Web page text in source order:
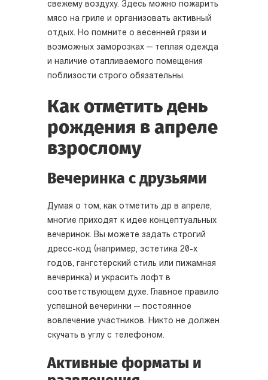
свежему воздуху. Здесь можно пожарить
мясо на гриле и организовать активный
отдых. Но помните о весенней грязи и
возможных заморозках — теплая одежда
и наличие отапливаемого помещения
поблизости строго обязательны.
Как отметить день
рождения в апреле
взрослому
Вечеринка с друзьями
Думая о том, как отметить др в апреле,
многие приходят к идее концептуальных
вечеринок. Вы можете задать строгий
дресс-код (например, эстетика 20-х
годов, гангстерский стиль или пижамная
вечеринка) и украсить лофт в
соответствующем духе. Главное правило
успешной вечеринки — постоянное
вовлечение участников. Никто не должен
скучать в углу с телефоном.
Активные форматы и